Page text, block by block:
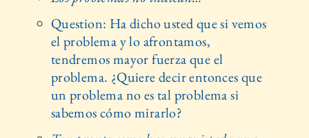
Question: Ha dicho usted que si vemos
el problema y lo afrontamos,
tendremos mayor fuerza que el
problema. ¿Quiere decir entonces que
un problema no es tal problema si
sabemos cómo mirarlo?